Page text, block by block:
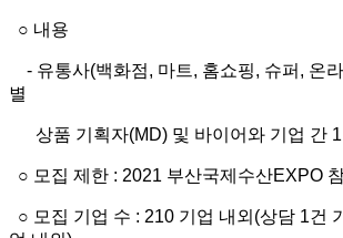
○ 내용
- 유통사(백화점, 마트, 홈쇼핑, 슈퍼, 온
별
상품 기획자(MD) 및 바이어와 기업 간 1
○ 모집 제한 : 2021 부산국제수산EXPO
○ 모집 기업 수 : 210 기업 내외(상담 1건